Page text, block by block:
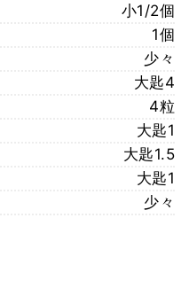
小1/2個
1個
少々
大匙4
4粒
大匙1
大匙1.5
大匙1
少々